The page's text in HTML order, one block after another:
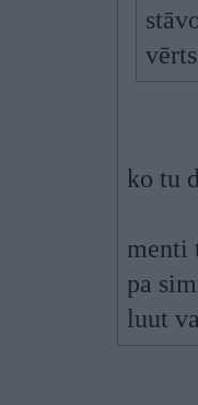
ko tu
menti
pa
luut